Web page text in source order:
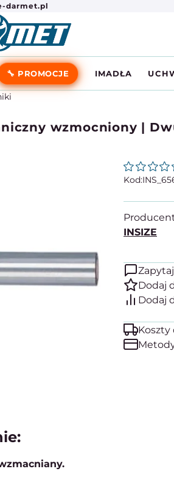
darmet.pl
🔧 PROMOCJE IMADŁA
wzmocniony |
INSIZE
Koszty